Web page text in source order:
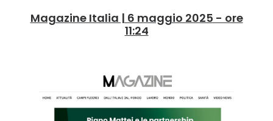
Magazine Italia | 6 maggio 2025 - ore
11:24